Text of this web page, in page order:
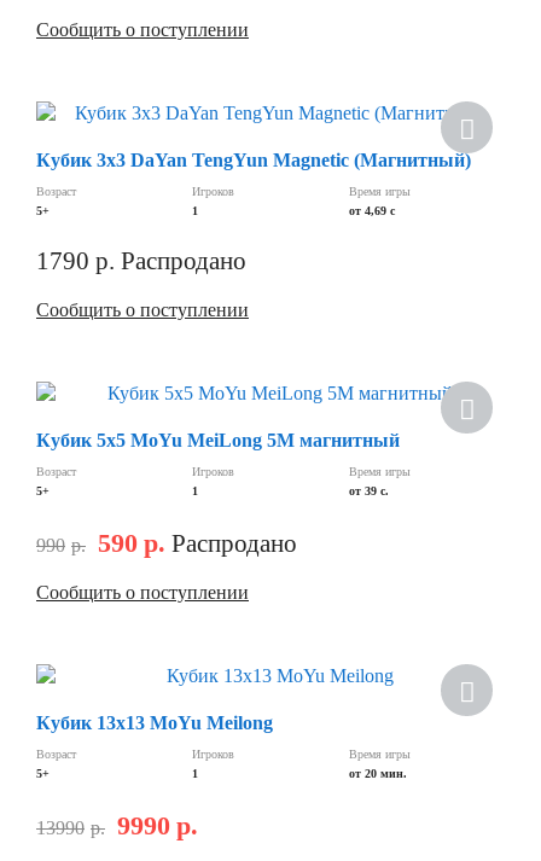
Сообщить о поступлении
Кубик 3х3 DaYan TengYun Magnetic (Магнитный)
Возраст
5+
Игроков
1
Время игры
от 4,69 c
1790 р. Распродано
Сообщить о поступлении
Кубик 5х5 MoYu MeiLong 5M магнитный
Возраст
5+
Игроков
1
Время игры
от 39 с.
990 р. 590 р. Распродано
Сообщить о поступлении
Кубик 13х13 MoYu Meilong
Возраст
5+
Игроков
1
Время игры
от 20 мин.
13990 р. 9990 р.